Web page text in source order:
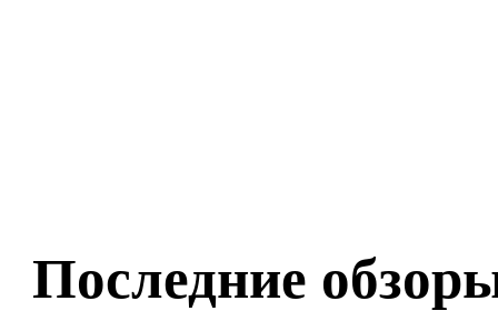
Последние